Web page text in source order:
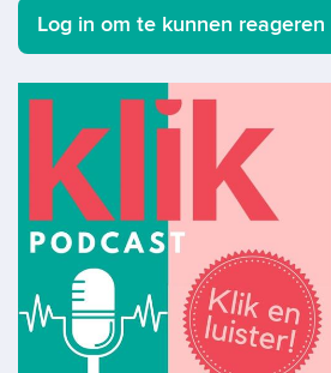
Log in om te kunnen reageren